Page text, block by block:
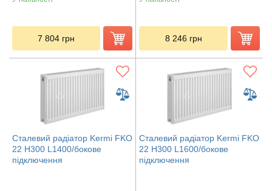
7 804 грн 8 246 грн
Сталевий радіатор Kermi FKO
22 H300 L1400/бокове
підключення
Сталевий радіатор Kermi FKO
22 H300 L1600/бокове
підключення